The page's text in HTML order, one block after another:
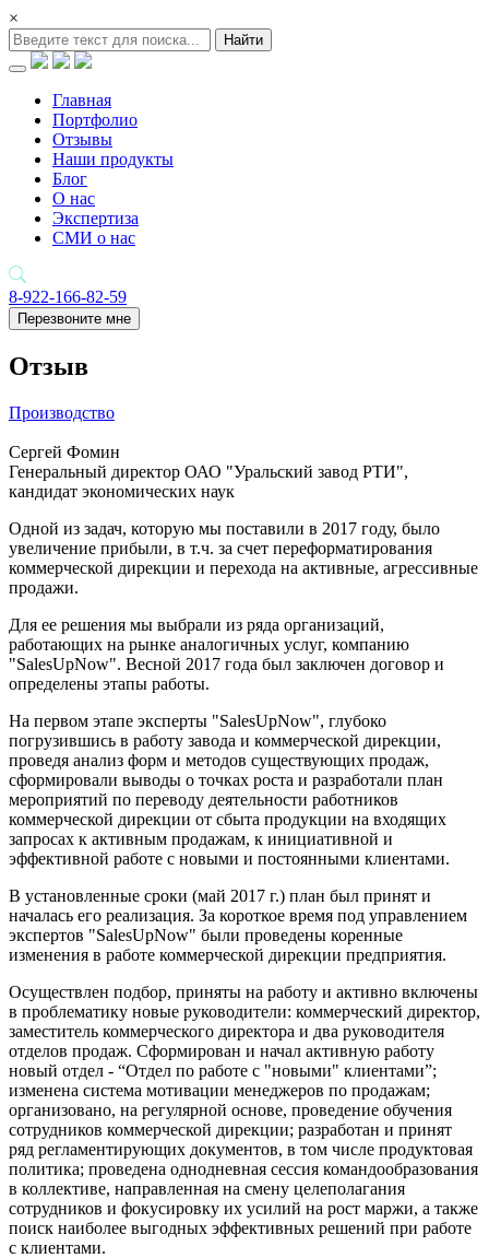
×
Найти
Главная
Портфолио
Отзывы
Наши продукты
Блог
О нас
Экспертиза
СМИ о нас
8-922-166-82-59
Перезвоните мне
Отзыв
Производство
Сергей Фомин
Генеральный директор ОАО "Уральский завод РТИ",
кандидат экономических наук
Одной из задач, которую мы поставили в 2017 году, было
увеличение прибыли, в т.ч. за счет переформатирования
коммерческой дирекции и перехода на активные, агрессивные
продажи.
Для ее решения мы выбрали из ряда организаций,
работающих на рынке аналогичных услуг, компанию
"SalesUpNow". Весной 2017 года был заключен договор и
определены этапы работы.
На первом этапе эксперты "SalesUpNow", глубоко
погрузившись в работу завода и коммерческой дирекции,
проведя анализ форм и методов существующих продаж,
сформировали выводы о точках роста и разработали план
мероприятий по переводу деятельности работников
коммерческой дирекции от сбыта продукции на входящих
запросах к активным продажам, к инициативной и
эффективной работе с новыми и постоянными клиентами.
В установленные сроки (май 2017 г.) план был принят и
началась его реализация. За короткое время под управлением
экспертов "SalesUpNow" были проведены коренные
изменения в работе коммерческой дирекции предприятия.
Осуществлен подбор, приняты на работу и активно включены
в проблематику новые руководители: коммерческий директор,
заместитель коммерческого директора и два руководителя
отделов продаж. Сформирован и начал активную работу
новый отдел - “Отдел по работе с "новыми" клиентами”;
изменена система мотивации менеджеров по продажам;
организовано, на регулярной основе, проведение обучения
сотрудников коммерческой дирекции; разработан и принят
ряд регламентирующих документов, в том числе продуктовая
политика; проведена однодневная сессия командообразования
в коллективе, направленная на смену целеполагания
сотрудников и фокусировку их усилий на рост маржи, а также
поиск наиболее выгодных эффективных решений при работе
с клиентами.